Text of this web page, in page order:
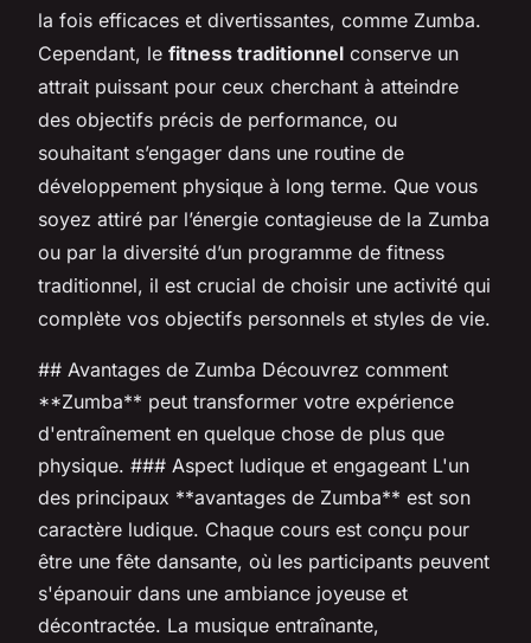
la fois efficaces et divertissantes, comme Zumba.
Cependant, le fitness traditionnel conserve un
attrait puissant pour ceux cherchant à atteindre
des objectifs précis de performance, ou
souhaitant s’engager dans une routine de
développement physique à long terme. Que vous
soyez attiré par l’énergie contagieuse de la Zumba
ou par la diversité d’un programme de fitness
traditionnel, il est crucial de choisir une activité qui
complète vos objectifs personnels et styles de vie.
## Avantages de Zumba Découvrez comment
**Zumba** peut transformer votre expérience
d'entraînement en quelque chose de plus que
physique. ### Aspect ludique et engageant L'un
des principaux **avantages de Zumba** est son
caractère ludique. Chaque cours est conçu pour
être une fête dansante, où les participants peuvent
s'épanouir dans une ambiance joyeuse et
décontractée. La musique entraînante,